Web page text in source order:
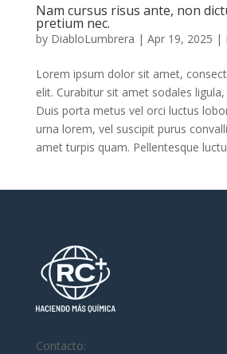
Nam cursus risus ante, non
pretium nec.
by DiabloLumbrera | Apr 19, 2025 |
Lorem ipsum dolor sit amet,
elit. Curabitur sit amet sodales
Duis porta metus vel orci luctus
urna lorem, vel suscipit purus
amet turpis quam. Pellentesque
Contacto: